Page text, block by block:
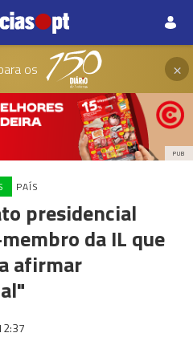
os ×
PUB
PAÍS
presidencial
da IL que
afirmar